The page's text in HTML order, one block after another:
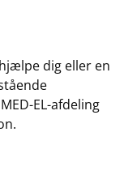
dig eller en
MED-EL-afdeling